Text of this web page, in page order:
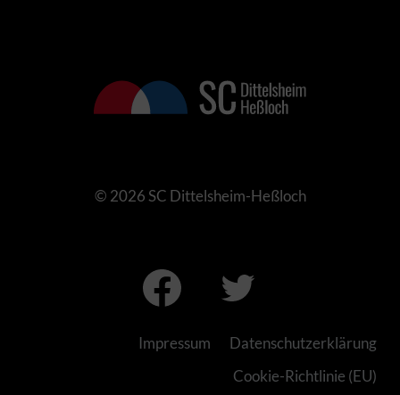
© 2026 SC Dittelsheim-Heßloch
Impressum
Datenschutzerklärung
Cookie-Richtlinie (EU)